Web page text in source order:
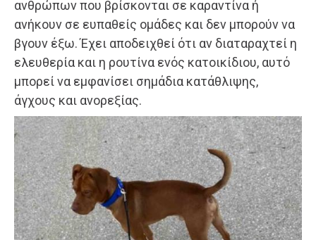
ανθρώπων που βρίσκονται σε καραντίνα ή
ανήκουν σε ευπαθείς ομάδες και δεν μπορούν να
βγουν έξω. Έχει αποδειχθεί ότι αν διαταραχτεί η
ελευθερία και η ρουτίνα ενός κατοικίδιου, αυτό
μπορεί να εμφανίσει σημάδια κατάθλιψης,
άγχους και ανορεξίας.